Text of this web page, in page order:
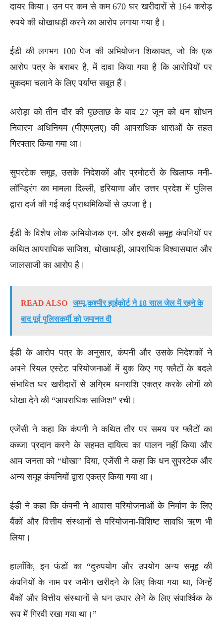
दायर किया। उन पर कम से कम 670 घर खरीदारों से 164 करोड़
रुपये की धोखाधड़ी करने का आरोप लगाया गया है।
ईडी की लगभग 100 पेज की अभियोजन शिकायत, जो कि एक
आरोप पत्र के बराबर है, में दावा किया गया है कि आरोपियों पर
मुकदमा चलाने के लिए पर्याप्त सबूत हैं।
अरोड़ा को तीन दौर की पूछताछ के बाद 27 जून को धन शोधन
निवारण अधिनियम (पीएमएलए) की आपराधिक धाराओं के तहत
गिरफ्तार किया गया था।
सुपरटेक समूह, उसके निदेशकों और प्रमोटरों के खिलाफ मनी-
लॉन्ड्रिंग का मामला दिल्ली, हरियाणा और उत्तर प्रदेश में पुलिस
द्वारा दर्ज की गई कई प्राथमिकियों से उपजा है।
ईडी के विशेष लोक अभियोजक एन. और इसकी समूह कंपनियों पर
कथित आपराधिक साजिश, धोखाधड़ी, आपराधिक विश्वासघात और
जालसाजी का आरोप है।
READ ALSO
जम्मू-कश्मीर हाईकोर्ट ने 18 साल जेल में रहने के
बाद पूर्व पुलिसकर्मी को जमानत दी
ईडी के आरोप पत्र के अनुसार, कंपनी और उसके निदेशकों ने
अपने रियल एस्टेट परियोजनाओं में बुक किए गए फ्लैटों के बदले
संभावित घर खरीदारों से अग्रिम धनराशि एकत्र करके लोगों को
धोखा देने की “आपराधिक साजिश” रची।
एजेंसी ने कहा कि कंपनी ने कथित तौर पर समय पर फ्लैटों का
कब्जा प्रदान करने के सहमत दायित्व का पालन नहीं किया और
आम जनता को “धोखा” दिया, एजेंसी ने कहा कि धन सुपरटेक और
अन्य समूह कंपनियों द्वारा एकत्र किया गया था।
ईडी ने कहा कि कंपनी ने आवास परियोजनाओं के निर्माण के लिए
बैंकों और वित्तीय संस्थानों से परियोजना-विशिष्ट सावधि ऋण भी
लिया।
हालाँकि, इन फंडों का “दुरुपयोग और उपयोग अन्य समूह की
कंपनियों के नाम पर जमीन खरीदने के लिए किया गया था, जिन्हें
बैंकों और वित्तीय संस्थानों से धन उधार लेने के लिए संपार्श्विक के
रूप में गिरवी रखा गया था।”